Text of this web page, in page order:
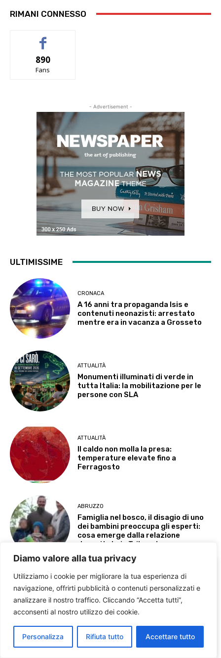
Diamo valore alla tua privacy
Utilizziamo i cookie per migliorare la tua esperienza di
navigazione, offrirti pubblicità o contenuti personalizzati e
analizzare il nostro traffico. Cliccando “Accetta tutti”,
acconsenti al nostro utilizzo dei cookie.
Personalizza Rifiuta tutto Accettare tutto